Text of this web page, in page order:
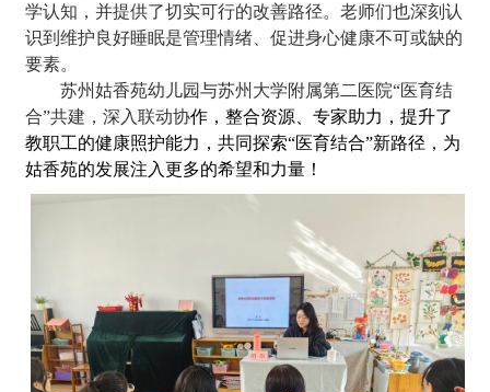
学认知，并提供了切实可行的改善路径。 老师们也深刻认
识到维护良好睡眠是管理情绪、促进身心健康不可或缺的
要素。
苏州姑香苑幼儿园与苏州大学附属第二医院“医育结
合”共建 ， 深入联动协作， 整合资源、专家助力，提升了
教职工的健康照护能力， 共同探索“医育结合”新路径，为
姑香苑的发展注入更多的希望和力量！